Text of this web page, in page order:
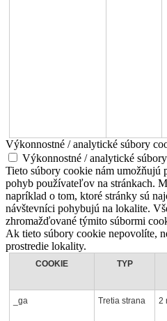
Výkonnostné / analytické súbory
Výkonnostné / analytické
Tieto súbory cookie nám umožňujú
pohyb používateľov na stránkach.
napríklad o tom, ktoré stránky sú
návštevníci pohybujú na lokalite.
zhromažďované týmito súbormi
Ak tieto súbory cookie nepovolíte,
prostredie lokality.
COOKIE TYP
_ga Tretia strana 2